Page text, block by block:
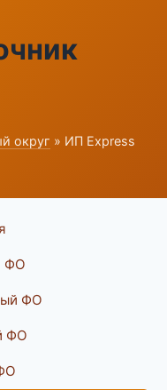
округ » ИП Express
ФО
ФО
ФО